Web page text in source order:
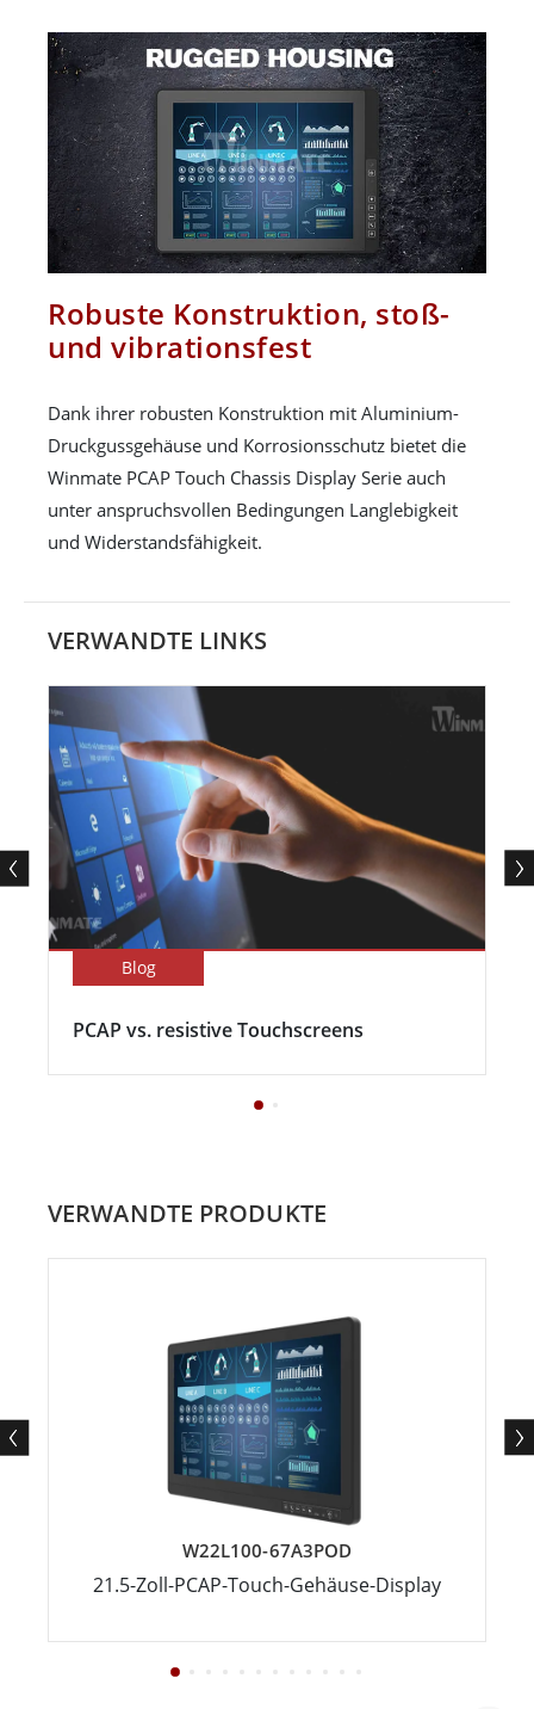
Robuste Konstruktion, stoß-
und vibrationsfest
Dank ihrer robusten Konstruktion mit Aluminium-
Druckgussgehäuse und Korrosionsschutz bietet die
Winmate PCAP Touch Chassis Display Serie auch
unter anspruchsvollen Bedingungen Langlebigkeit
und Widerstandsfähigkeit.
VERWANDTE LINKS
Blog
PCAP vs. resistive Touchscreens
VERWANDTE PRODUKTE
W22L100-67A3POD
21.5-Zoll-PCAP-Touch-Gehäuse-Display